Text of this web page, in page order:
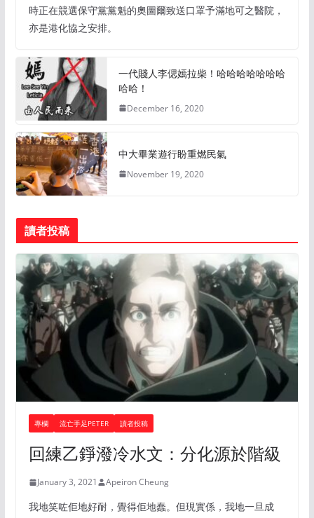
時正在競選保守黨黨魁的奧圖爾致送口罩予滿地可之醫院，
亦是港化協之安排。
一代賤人李偲嫣拉柴！哈哈哈哈哈哈哈
哈哈！
December 16, 2020
中大畢業遊行盼重燃民氣
November 19, 2020
讀者投稿
專欄 流亡手足PETER 讀者投稿
回練乙錚潑冷水文：分化源於階級
January 3, 2021 Apeiron Cheung
我地笑咗佢地好耐，覺得佢地蠢。但現實係，我地一旦成